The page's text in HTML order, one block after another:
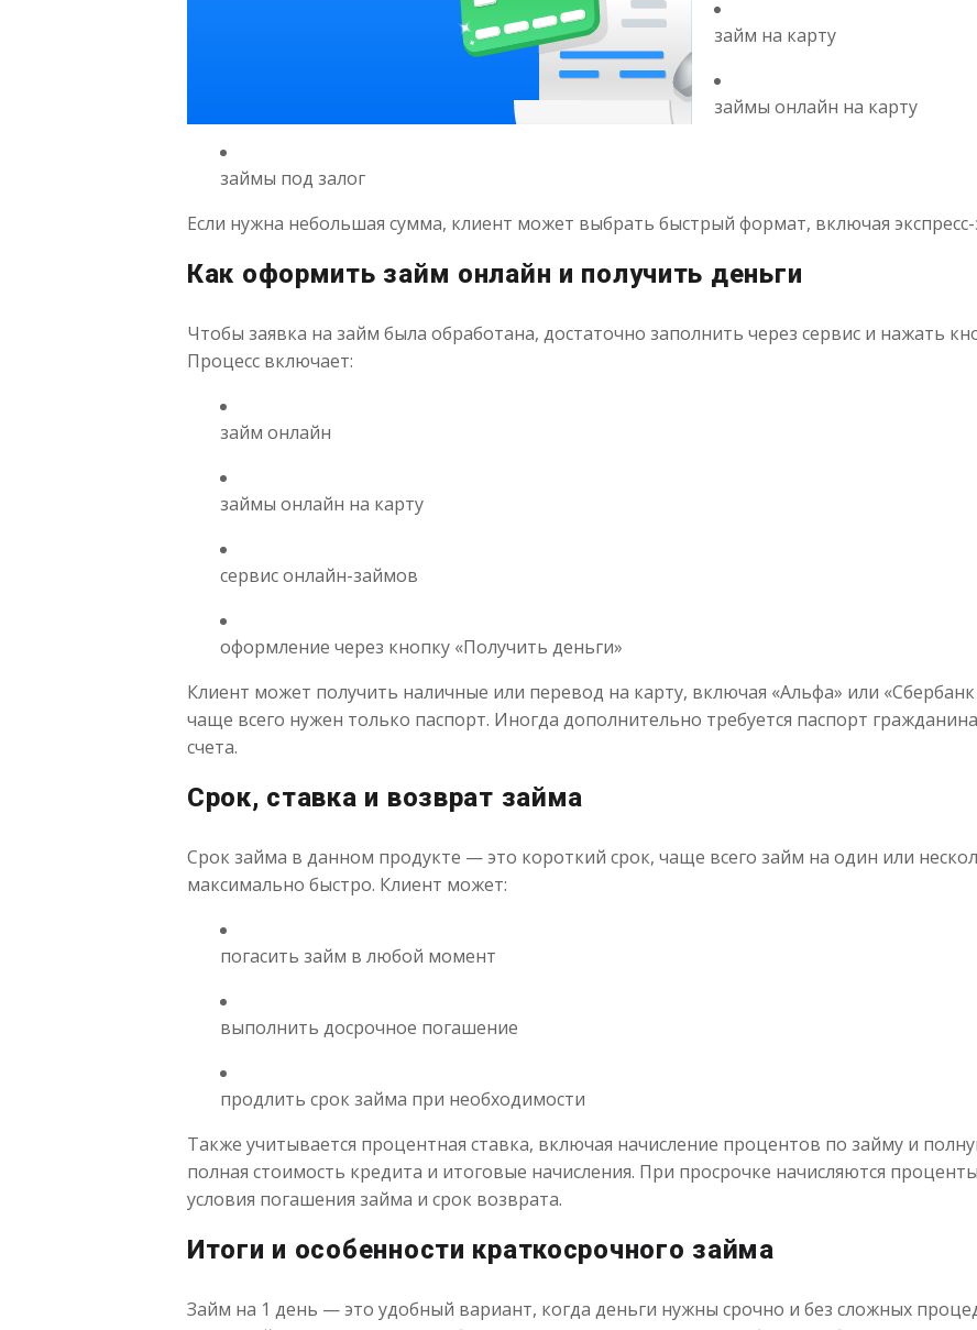
займ на карту
займы онлайн на карту
займы под залог
Если нужна небольшая сумма, клиент может выбрать быстрый формат, включая
Как оформить займ онлайн и получить деньги
Чтобы заявка на займ была обработана, достаточно заполнить через сервис и нажать
Процесс включает:
займ онлайн
займы онлайн на карту
сервис онлайн-займов
оформление через кнопку «Получить деньги»
Клиент может получить наличные или перевод на карту, включая «Альфа» или
чаще всего нужен только паспорт. Иногда дополнительно требуется паспорт
счета.
Срок, ставка и возврат займа
Срок займа в данном продукте — это короткий срок, чаще всего займ на один или
максимально быстро. Клиент может:
погасить займ в любой момент
выполнить досрочное погашение
продлить срок займа при необходимости
Также учитывается процентная ставка, включая начисление процентов по займу и
полная стоимость кредита и итоговые начисления. При просрочке начисляются
условия погашения займа и срок возврата.
Итоги и особенности краткосрочного займа
Займ на 1 день — это удобный вариант, когда деньги нужны срочно и без сложных